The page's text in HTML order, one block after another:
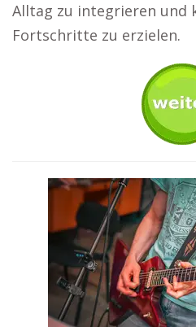
Alltag zu integrieren und
Fortschritte zu erzielen.